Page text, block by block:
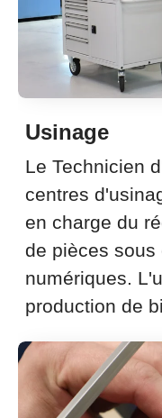
Usinage
Le Technicien
centres
en charge du
de pièces sous
numériques.
production de